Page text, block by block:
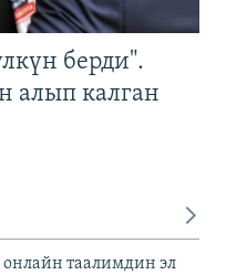
берди".
алып калган
онлайн таалимдин эл